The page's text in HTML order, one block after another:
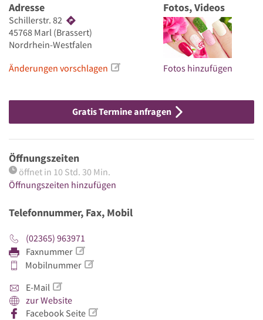
Adresse
Schillerstr. 82
45768 Marl (Brassert)
Nordrhein-Westfalen
Änderungen vorschlagen
Fotos, Videos
Fotos hinzufügen
Gratis Termine anfragen
Öffnungszeiten
öffnet in 10 Std. 30 Min.
Öffnungszeiten hinzufügen
Telefonnummer, Fax, Mobil
(02365) 963971
Faxnummer
Mobilnummer
E-Mail
zur Website
Facebook Seite